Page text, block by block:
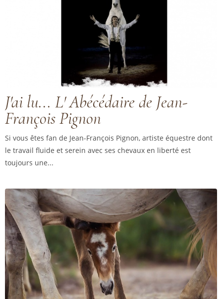
J'ai lu... L' Abécédaire de Jean-
François Pignon
Si vous êtes fan de Jean-François Pignon, artiste équestre dont
le travail fluide et serein avec ses chevaux en liberté est
toujours une...